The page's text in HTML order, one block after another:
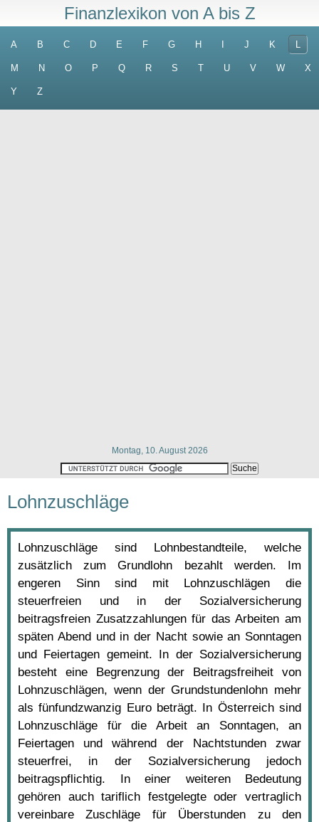
Finanzlexikon von A bis Z
A B C D E F G H J K L
M N O P Q R S T U V W X
Y Z
Montag, 10. August 2026
Lohnzuschläge
Lohnzuschläge sind Lohnbestandteile, welche
zusätzlich zum Grundlohn bezahlt werden. Im
engeren Sinn sind mit Lohnzuschlägen die
steuerfreien und in der Sozialversicherung
beitragsfreien Zusatzzahlungen für das Arbeiten am
späten Abend und in der Nacht sowie an Sonntagen
und Feiertagen gemeint. In der Sozialversicherung
besteht eine Begrenzung der Beitragsfreiheit von
Lohnzuschlägen, wenn der Grundstundenlohn mehr
als fünfundzwanzig Euro beträgt. In Österreich sind
Lohnzuschläge für die Arbeit an Sonntagen, an
Feiertagen und während der Nachtstunden zwar
steuerfrei, in der Sozialversicherung jedoch
beitragspflichtig. In einer weiteren Bedeutung
gehören auch tariflich festgelegte oder vertraglich
vereinbare Zuschläge für Überstunden zu den